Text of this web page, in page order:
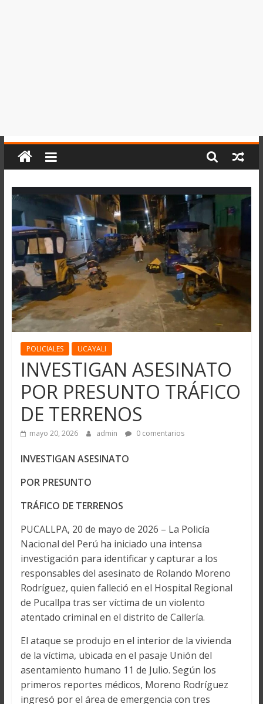
POLICIALES UCAYALI
INVESTIGAN ASESINATO
POR PRESUNTO TRÁFICO
DE TERRENOS
mayo 20, 2026 admin 0 comentarios
INVESTIGAN ASESINATO
POR PRESUNTO
TRÁFICO DE TERRENOS
PUCALLPA, 20 de mayo de 2026 – La Policía
Nacional del Perú ha iniciado una intensa
investigación para identificar y capturar a los
responsables del asesinato de Rolando Moreno
Rodríguez, quien falleció en el Hospital Regional
de Pucallpa tras ser víctima de un violento
atentado criminal en el distrito de Callería.
El ataque se produjo en el interior de la vivienda
de la víctima, ubicada en el pasaje Unión del
asentamiento humano 11 de Julio. Según los
primeros reportes médicos, Moreno Rodríguez
ingresó por el área de emergencia con tres